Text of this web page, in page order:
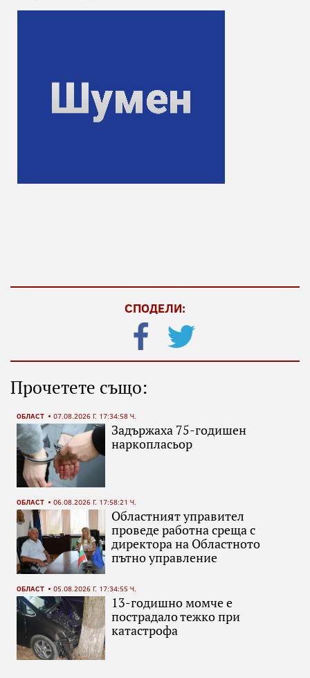
СПОДЕЛИ:
Прочетете също:
ОБЛАСТ 07.08.2026 Г. 17:34:58 Ч.
Задържаха 75-годишен
наркопласьор
ОБЛАСТ 06.08.2026 Г. 17:58:21 Ч.
Областният управител
проведе работна среща с
директора на Областното
пътно управление
ОБЛАСТ 05.08.2026 Г. 17:34:55 Ч.
13-годишно момче е
пострадало тежко при
катастрофа